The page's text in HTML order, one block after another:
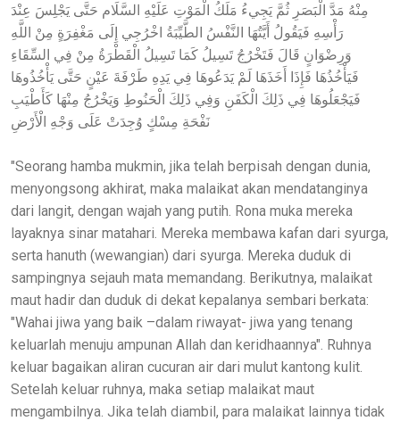
مِنْهُ مَدَّ الْبَصَرِ ثُمَّ يَجِيءُ مَلَكُ الْمَوْتِ عَلَيْهِ السَّلَام حَتَّى يَجْلِسَ عِنْدَ
رَأْسِهِ فَيَقُولُ أَيَّتُهَا النَّفْسُ الطَّيِّبَةُ اخْرُجِي إِلَى مَغْفِرَةٍ مِنْ اللَّهِ
وَرِضْوَانٍ قَالَ فَتَخْرُجُ تَسِيلُ كَمَا تَسِيلُ الْقَطْرَةُ مِنْ فِي السِّقَاءِ
فَيَأْخُذُهَا فَإِذَا أَخَذَهَا لَمْ يَدَعُوهَا فِي يَدِهِ طَرْفَةَ عَيْنٍ حَتَّى يَأْخُذُوهَا
فَيَجْعَلُوهَا فِي ذَلِكَ الْكَفَنِ وَفِي ذَلِكَ الْحَنُوطِ وَيَخْرُجُ مِنْهَا كَأَطْيَبِ
نَفْحَةِ مِسْكٍ وُجِدَتْ عَلَى وَجْهِ الْأَرْضِ
"Seorang hamba mukmin, jika telah berpisah dengan dunia,
menyongsong akhirat, maka malaikat akan mendatanginya
dari langit, dengan wajah yang putih. Rona muka mereka
layaknya sinar matahari. Mereka membawa kafan dari syurga,
serta hanuth (wewangian) dari syurga. Mereka duduk di
sampingnya sejauh mata memandang. Berikutnya, malaikat
maut hadir dan duduk di dekat kepalanya sembari berkata:
"Wahai jiwa yang baik –dalam riwayat- jiwa yang tenang
keluarlah menuju ampunan Allah dan keridhaannya". Ruhnya
keluar bagaikan aliran cucuran air dari mulut kantong kulit.
Setelah keluar ruhnya, maka setiap malaikat maut
mengambilnya. Jika telah diambil, para malaikat lainnya tidak